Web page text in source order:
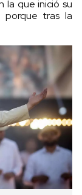
la que inició su
porque tras la